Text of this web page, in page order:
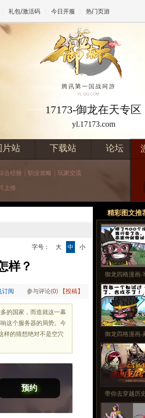
礼包/激活码 今日开服 热门页游
魔兽
天堂
王权与自由 诛仙
17173-御龙在天专区
yl.17173.com
片站 下载站 论坛
合经验 职业攻略 玩家交流
上传
字号： 大 中 小
样？
订阅 参与评论(0) 【投稿】
的国家，而造就这一幕
这个服务器的局势。今
样的猜想绝对不是空穴
预约
精彩图文推
更多>>
御龙四格漫画
御龙四格漫画
带你去穿越历